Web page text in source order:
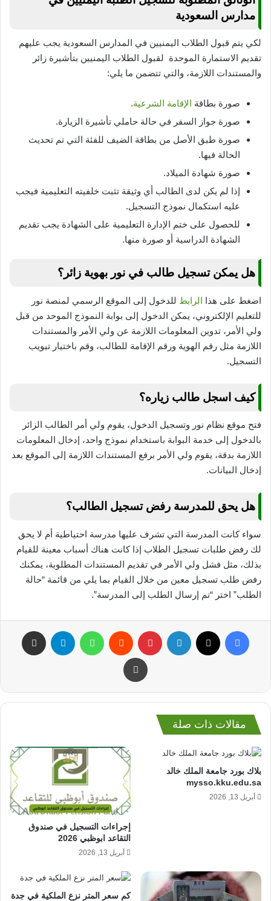
مدارس السعودية
لكي يتم قبول الطلاب اليمنيين في المدارس السعودية يجب عليهم
تقديم الاستمارة الموحدة لقبول الطلاب اليمنيين بتأشيرة زائر
والمستندات اللازمة، والتي تتضمن ما يلي:
صورة بطاقة الإقامة الشرعية.
صورة جواز السفر في حالة حاملي تأشيرة الزيارة.
صورة طبق الأصل من بطاقة الضيف للفئة التي تم تحديث
الحالة فيها.
صورة شهادة الميلاد.
إذا لم يكن لدى الطالب أي وثيقة تثبت خلفيته التعليمية فيجب
عليه استكمال نموذج التسجيل.
للحصول على ختم الإدارة التعليمية على الشهادة يجب تقديم
الشهادة الدراسية أو صورة منها.
هل يمكن تسجيل طالب في نور بهوية زائر؟
اضغط على هذا الرابط للدخول إلى الموقع الرسمي لمنصة نور
للتعليم الإلكتروني، يمكن الدخول إلى بوابة النموذج الموحد من قبل
ولي الأمر، تدوين المعلومات اللازمة عن ولي الأمر والمستندات
اللازمة مثل رقم الهوية ورقم الإقامة للطالب، وقم باختيار تبويب
التسجيل.
كيف اسجل طالب زياره؟
فتح موقع نظام نور وتسجيل الدخول، يقوم ولي أمر الطالب الزائر
بالدخول إلى خدمة البوابة باستخدام نموذج واحد، إدخال المعلومات
اللازمة بدقة، يقوم ولي الأمر برفع المستندات اللازمة إلى الموقع بعد
إدخال البيانات.
هل يحق للمدرسة رفض تسجيل الطالب؟
سواء كانت المدرسة التي تشرف عليها مدرسة احتياطية أم لا يحق
لك رفض طلبات تسجيل الطلاب إذا كانت هناك أسباب معينة للقيام
بذلك، مثل فشل ولي الأمر في تقديم المستندات المطلوبة، يمكنك
رفض طلب تسجيل معين من خلال القيام بما يلي من قائمة “حالة
الطلب” اختر “تم إرسال الطلب إلى المدرسة”.
فيسبوك لينكدإن بينتيريست واتساب تيلقرام
طباعة
مقالات ذات صلة
بلاك بورد جامعة الملك خالد
mysso.kku.edu.sa
أبريل 13, 2026
إجراءات التسجيل في صندوق
التقاعد ابوظبي 2026
أبريل 13, 2026
كم سعر المتر نزع الملكية في جدة